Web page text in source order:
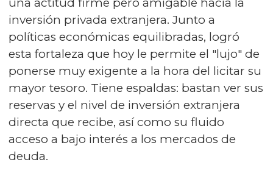
inversión privada extranjera. Junto a
políticas económicas equilibradas, logró
esta fortaleza que hoy le permite el "lujo" de
ponerse muy exigente a la hora del licitar su
mayor tesoro. Tiene espaldas: bastan ver sus
reservas y el nivel de inversión extranjera
directa que recibe, así como su fluido
acceso a bajo interés a los mercados de
deuda.